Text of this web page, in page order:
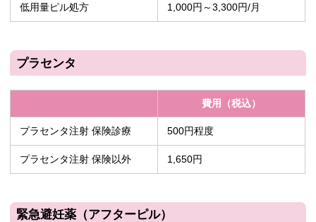
低用量ピル処方 1,000円～3,300円/月
プラセンタ
費用（税込）
プラセンタ注射 保険診療 500円程度
プラセンタ注射 保険以外 1,650円
緊急避妊薬（アフターピル）